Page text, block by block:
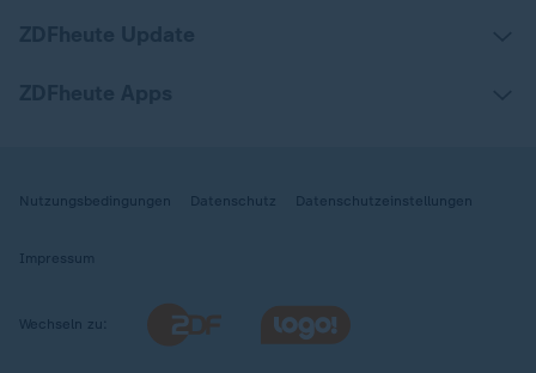
Nutzungsbedingungen Datenschutz Datenschutzeinstellungen
Impressum
Wechseln zu: